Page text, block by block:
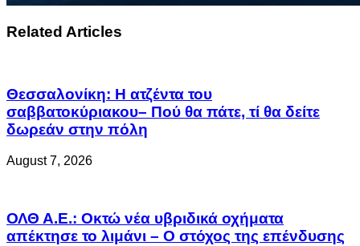
Related Articles
Θεσσαλονίκη: Η ατζέντα του
σαββατοκύριακου– Πού θα πάτε, τί θα δείτε
δωρεάν στην πόλη
August 7, 2026
ΟΛΘ Α.Ε.: Οκτώ νέα υβριδικά οχήματα
απέκτησε το λιμάνι – Ο στόχος της επένδυσης